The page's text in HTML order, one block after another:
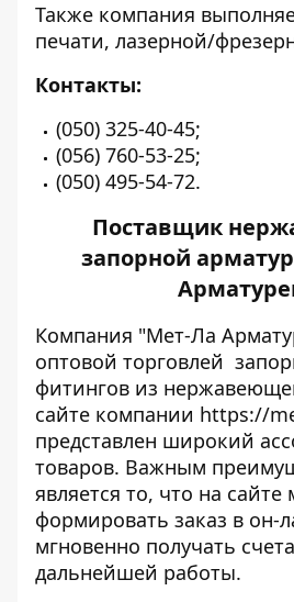
Также компания
печати, лазерной/
Контакты:
(050) 325-40-45;
(056) 760-53-25;
(050) 495-54-72.
Поставщик
запорной
Компания "Мет-Ла
оптовой торговлей
фитингов из
сайте компании https://
представлен широкий
товаров. Важным
является то, что на
формировать заказ в он-
мгновенно получать
дальнейшей работы.